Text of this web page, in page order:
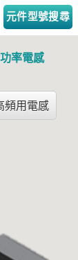
元件型號搜尋
率電感
頻用電感